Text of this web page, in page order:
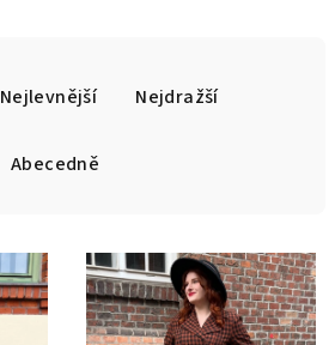
Nejlevnější Nejdražší
Abecedně